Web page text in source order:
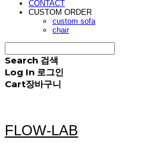
CONTACT
CUSTOM ORDER
custom sofa
chair
Search 검색
Log In 로그인
Cart장바구니
FLOW-LAB